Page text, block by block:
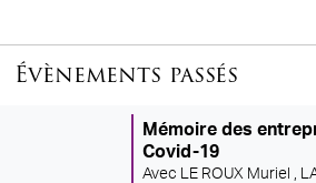
Évènements passés
Mémoire des
Covid-19
Avec LE ROUX Muriel ,